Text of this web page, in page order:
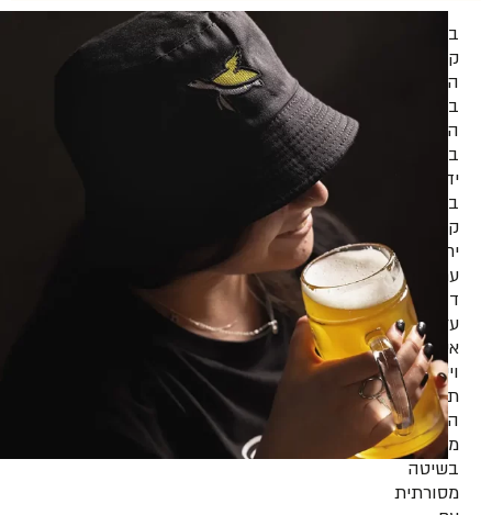
בירה
קראפט
היא
בירה
המיוצרת
בעבודת
יד
בכמויות
קטנות
יחסית,
עם
דגש
על
איכות
וייחודיות.
תהליך
הייצור
מתבצע
בשיטה
מסורתית